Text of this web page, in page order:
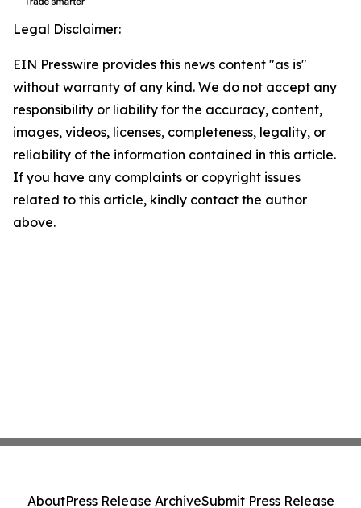
Legal Disclaimer:
EIN Presswire provides this news content "as is"
without warranty of any kind. We do not accept any
responsibility or liability for the accuracy, content,
images, videos, licenses, completeness, legality, or
reliability of the information contained in this article.
If you have any complaints or copyright issues
related to this article, kindly contact the author
above.
AboutPress Release ArchiveSubmit Press Release